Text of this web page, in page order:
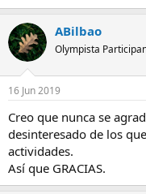
ABilbao
Olympista
16 Jun 2019
Creo que nunca se
desinteresado de los
actividades.
Así que GRACIAS.